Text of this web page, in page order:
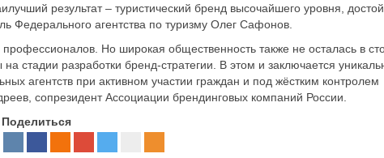
результат – туристический бренд высочайшего уровня,
Федерального агентства по туризму Олег Сафонов.
Но широкая общественность также не осталась в
стадии разработки бренд-стратегии. В этом и заключается
агентств при активном участии граждан и под жёстким контролем
сопрезидент Ассоциации брендинговых компаний России.
Поделиться